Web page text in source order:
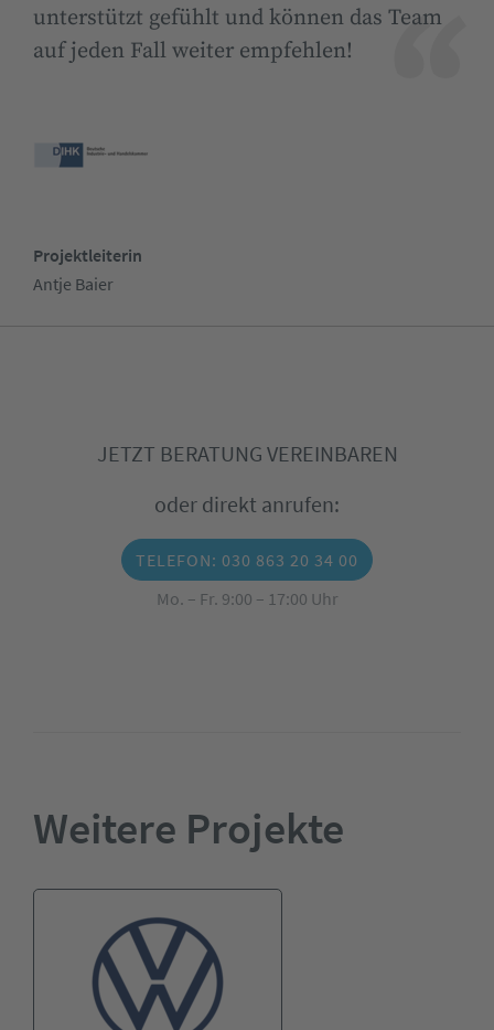
unterstützt gefühlt und können das Team
auf jeden Fall weiter empfehlen!
Projektleiterin
Antje Baier
JETZT BERATUNG VEREINBAREN
oder direkt anrufen:
TELEFON: 030 863 20 34 00
Mo. – Fr. 9:00 – 17:00 Uhr
Weitere Projekte